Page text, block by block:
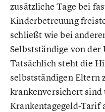
zusätzliche Tage bei
Kinderbetreuung
schließt wie bei
Selbstständige von der
Tatsächlich steht die
selbstständigen Eltern
krankenversichert sind
Krankentagegeld-Tarif